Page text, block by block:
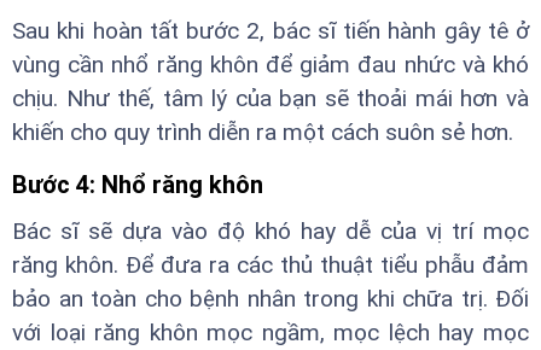
Sau khi hoàn tất bước 2, bác sĩ tiến hành gây tê ở
vùng cần nhổ răng khôn để giảm đau nhức và khó
chịu. Như thế, tâm lý của bạn sẽ thoải mái hơn và
khiến cho quy trình diễn ra một cách suôn sẻ hơn.
Bước 4: Nhổ răng khôn
Bác sĩ sẽ dựa vào độ khó hay dễ của vị trí mọc
răng khôn. Để đưa ra các thủ thuật tiểu phẫu đảm
bảo an toàn cho bệnh nhân trong khi chữa trị. Đối
với loại răng khôn mọc ngầm, mọc lệch hay mọc